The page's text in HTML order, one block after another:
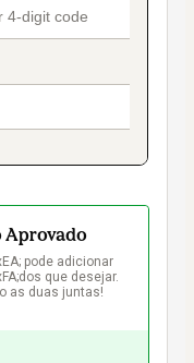
Aprovado
pode adicionar
que desejar.
as duas juntas!